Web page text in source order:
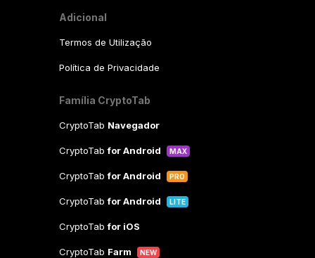
Adicional
Termos de Utilização
Política de Privacidade
Família CryptoTab
CryptoTab Navegador
CryptoTabfor Android MAX
CryptoTabfor Android PRO
CryptoTabfor Android LITE
CryptoTabfor iOS
CryptoTab Farm NEW